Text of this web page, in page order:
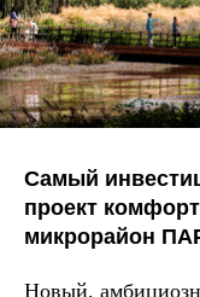
Самый
проект
микрорайон
Новый,